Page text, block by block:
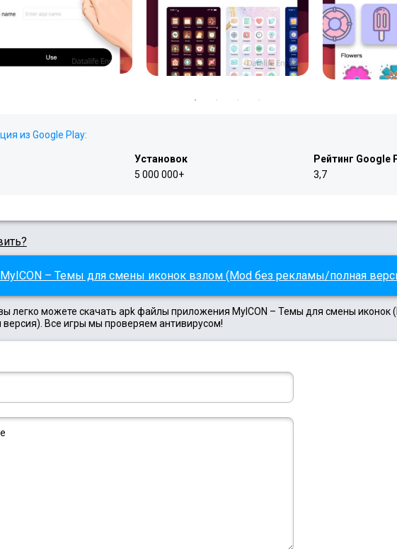
из Google Play:
Установок
5 000 000+
Рейтинг Google
3,7
MyICON – Темы для смены иконок взлом (Mod без рекламы/полная
легко можете скачать apk файлы приложения MyICON – Темы для смены иконок
версия). Все игры мы проверяем антивирусом!